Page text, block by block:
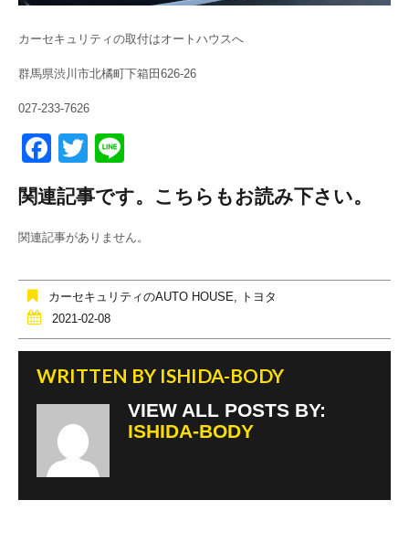
カーセキュリティの取付はオートハウスへ
群馬県渋川市北橘町下箱田626-26
027-233-7626
F
a
c
e
o
o
k
T
tt
er
e
関連記事です。こちらもお読み下さい。
関連記事がありません。
カーセキュリティのAUTO HOUSE, トヨタ
2021-02-08
WRITTEN BY ISHIDA-BODY
VIEW ALL POSTS BY:
ISHIDA-BODY